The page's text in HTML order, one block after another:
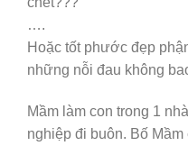
….
Hoặc tốt phước đẹp
những nỗi đau không
Mầm làm con trong 1
nghiệp đi buôn. Bố